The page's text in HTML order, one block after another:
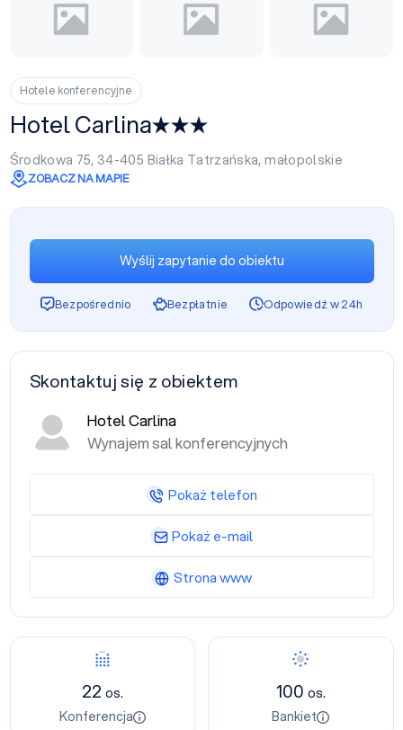
Hotele konferencyjne
Hotel Carlina
Środkowa 75, 34-405 Białka Tatrzańska,małopolskie
ZOBACZ NA MAPIE
Konferencja
22 os.
Konferencja
Bankiet
100 os.
Bankiet
Wyślij zapytanie do obiektu
Bezpośrednio Bezpłatnie Odpowiedź w 24h
Skontaktuj się z obiektem
Hotel Carlina
Wynajem sal konferencyjnych
Pokaż telefon
Pokaż e-mail
Strona www